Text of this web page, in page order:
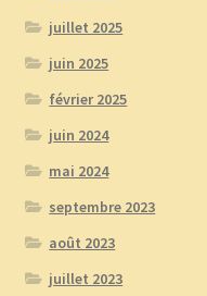
juillet 2025
juin 2025
février 2025
juin 2024
mai 2024
septembre 2023
août 2023
juillet 2023